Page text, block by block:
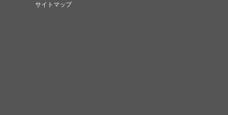
サイトマップ